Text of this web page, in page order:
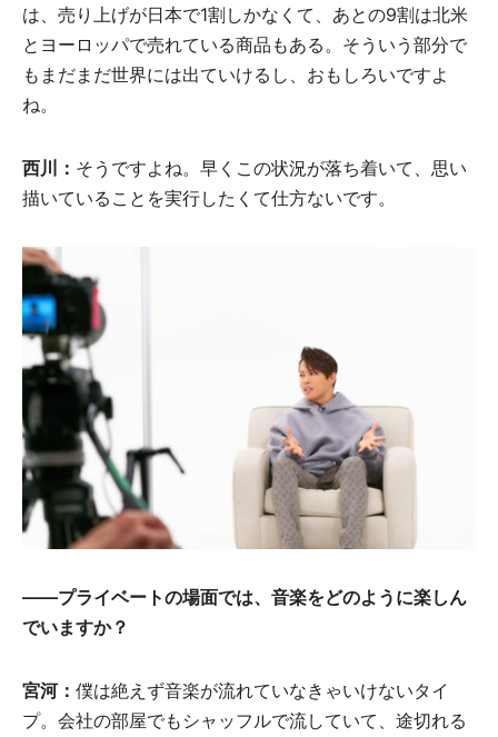
は、売り上げが日本で1割しかなくて、あとの9割は北米
とヨーロッパで売れている商品もある。そういう部分で
もまだまだ世界には出ていけるし、おもしろいですよ
ね。
西川： そうですよね。早くこの状況が落ち着いて、思い
描いていることを実行したくて仕方ないです。
――プライベートの場面では、音楽をどのように楽しん
でいますか？
宮河： 僕は絶えず音楽が流れていなきゃいけないタイ
プ。会社の部屋でもシャッフルで流していて、途切れる